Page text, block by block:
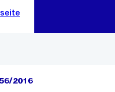
ein2016